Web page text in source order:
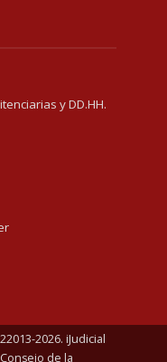
y DD.HH.
2026. iJudicial
Consejo de la